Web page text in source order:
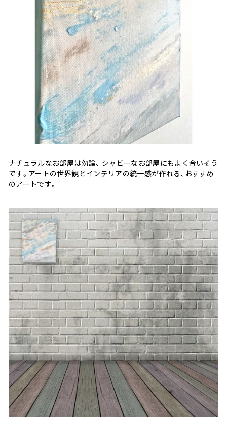
ナチュラルなお部屋は勿論、 シャビーなお部屋にもよく合いそう
です。アートの世界観とインテリアの統一感が作れる、おすすめ
のアートです。